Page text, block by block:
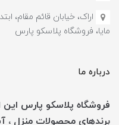
اراک، خیابان قائم مقام،
مایا، فروشگاه پلاسکو پارس
درباره ما
فروشگاه پلاسکو پارس این
برندهای محصولات منزل ،